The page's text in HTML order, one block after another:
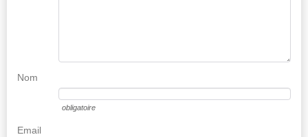
Nom
obligatoire
Email